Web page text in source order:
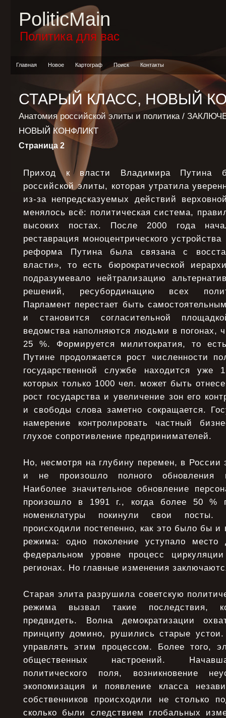
PoliticMain
Политика для вас
Главная Новое Картограф Поиск Контакты
СТАРЫЙ КЛАСС, НОВЫЙ
Анатомия российской элиты и политика/
НОВЫЙ КОНФЛИКТ
Страница 2
Приход к власти Владимира Путина
российской элиты, которая утратила
из-за непредсказуемых действий
менялось всё: политическая система,
высоких постах. После 2000 года
реставрация моноцентрического
реформа Путина была связана с
власти», то есть бюрократической
подразумевало нейтрализацию
решений, ресубординацию всех
Парламент перестает быть
и становится согласительной
ведомства наполняются людьми в погонах,
25 %. Формируется милитократия, то
Путине продолжается рост численности
государственной службе находится
которых только 1000 чел. может быть
рост государства и увеличение зон его
и свободы слова заметно сокращается.
намерение контролировать частный
глухое сопротивление предпринимателей.
Но, несмотря на глубину перемен, в России
и не произошло полного обновления
Наиболее значительное обновление
произошло в 1991 г., когда более 50 %
номенклатуры покинули свои
происходили постепенно, как это было бы и
режима: одно поколение уступало
федеральном уровне процесс
регионах. Но главные изменения
Старая элита разрушила советскую
режима вызвал такие последствия,
предвидеть. Волна демократизации
принципу домино, рушились старые
управлять этим процессом. Более того,
общественных настроений.
политического поля, возникновение
экопомизация и появление класса
собственников происходили не столько
сколько были следствием глобальных